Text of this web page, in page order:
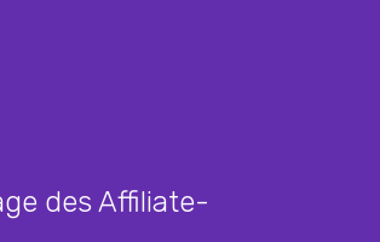
des Affiliate-